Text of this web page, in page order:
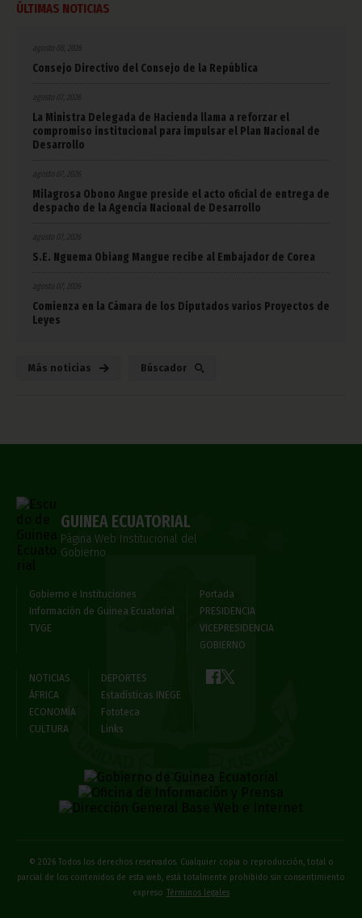
ÚLTIMAS NOTICIAS
agosto 08, 2026
Consejo Directivo del Consejo de la República
agosto 07, 2026
La Ministra Delegada de Hacienda llama a reforzar el
compromiso institucional para impulsar el Plan Nacional de
Desarrollo
agosto 07, 2026
Milagrosa Obono Angue preside el acto oficial de entrega de
despacho de la Agencia Nacional de Desarrollo
agosto 07, 2026
S.E. Nguema Obiang Mangue recibe al Embajador de Corea
agosto 07, 2026
Comienza en la Cámara de los Diputados varios Proyectos de
Leyes
Más noticias Búscador
GUINEA ECUATORIAL
Página Web Institucional del
Gobierno
Gobierno e Instituciones
Información de Guinea Ecuatorial
TVGE
Portada
PRESIDENCIA
VICEPRESIDENCIA
GOBIERNO
NOTICIAS
ÁFRICA
ECONOMÍA
CULTURA
DEPORTES
Estadísticas INEGE
Fototeca
Links
© 2026 Todos los derechos reservados. Cualquier copia o reproducción, total o
parcial de los contenidos de esta web, está totalmente prohibido sin consentimiento
expreso Términos legales